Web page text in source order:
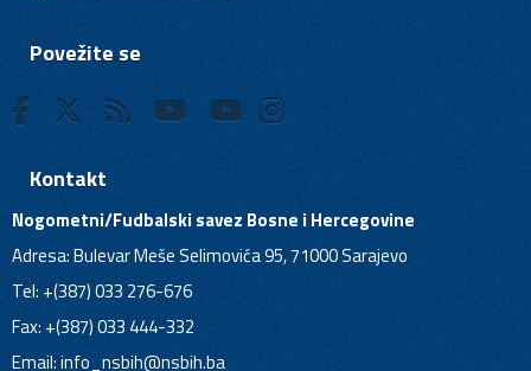
Povežite se
Kontakt
Nogometni/Fudbalski savez Bosne i Hercegovine
Adresa: Bulevar Meše Selimovića 95, 71000 Sarajevo
Tel: +(387) 033 276-676
Fax: +(387) 033 444-332
Email:info_nsbih@nsbih.ba